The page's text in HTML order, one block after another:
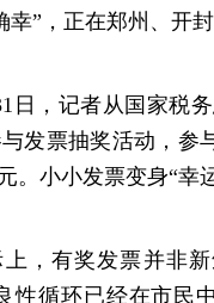
幸”，正在郑州、开
日，记者从国家税
发票抽奖活动，参
。小小发票变身“幸
，有奖发票并非
性循环已经在市民